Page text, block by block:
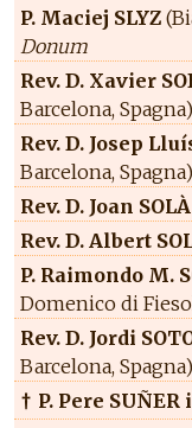
P. Maciej SLYZ
Donum
Rev. D. Xavier
Barcelona, Spagna)
Rev. D. Josep
Barcelona, Spagna)
Rev. D. Joan
Rev. D. Albert
P. Raimondo M.
Domenico di
Rev. D. Jordi
Barcelona, Spagna)
† P. Pere SUÑER